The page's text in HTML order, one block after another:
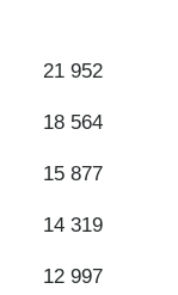
21 952
18 564
15 877
14 319
12 997